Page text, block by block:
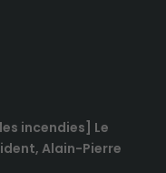
incendies] Le
Alain-Pierre
et